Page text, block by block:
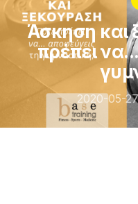
Άσκηση και
πρέπει
2020-05-